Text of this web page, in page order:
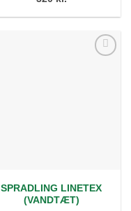
SPRADLING LINETEX
(VANDTÆT)